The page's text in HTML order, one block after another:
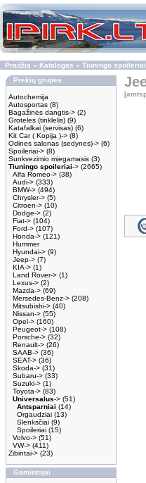
Pradžia » Katalogas » Tiuningo spoileriai
Prekių grupės
Autochemija
Autosportas (8)
Bagažinės dangtis-> (2)
Groteles (tinklelis) (9)
Katafalkai (servisas) (6)
Kit Car ( Kopija )-> (8)
Odines salonas (sedynes)-> (6)
Spoileriai-> (8)
Sunkvezimio miegamasis (3)
Tiuningo spoileriai-> (2665)
Alfa Romeo-> (38)
Audi-> (333)
BMW-> (494)
Chrysler-> (5)
Citroen-> (10)
Dodge-> (2)
Fiat-> (104)
Ford-> (107)
Honda-> (121)
Hummer
Hyundai-> (9)
Jeep-> (7)
KIA-> (1)
Land Rover-> (1)
Lexus-> (2)
Mazda-> (69)
Mersedes-Benz-> (208)
Mitsubishi-> (40)
Nissan-> (55)
Opel-> (160)
Peugeot-> (108)
Porsche-> (32)
Renault-> (26)
SAAB-> (36)
SEAT-> (36)
Skoda-> (31)
Subaru-> (33)
Suzuki-> (1)
Toyota-> (83)
Universalus-> (51)
Antsparniai (14)
Orgaudziai (13)
Slenksčiai (9)
Spoileriai (15)
Volvo-> (51)
VW-> (411)
Zibintai-> (23)
Gamintojai